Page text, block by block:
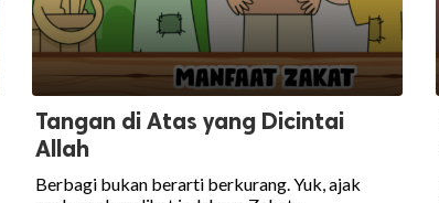
Tangan di Atas yang Dicintai
Allah
Berbagi bukan berarti berkurang. Yuk, ajak